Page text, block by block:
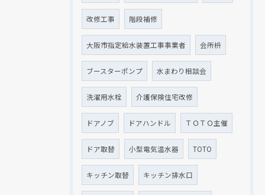
改修工事 階段補修
大阪市指定給水装置工事事業者 会所枡
ブースターポンプ 水まわり相談会
洗濯用水栓 介護保険住宅改修
ドアノブ ドアハンドル ＴＯＴＯ主催
ドア取替 小型電気温水器 TOTO
キッチン取替 キッチン排水口